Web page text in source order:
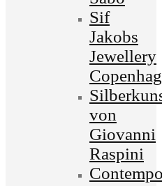
Sif
Jakobs
Jewellery
von
Giovanni
Raspini